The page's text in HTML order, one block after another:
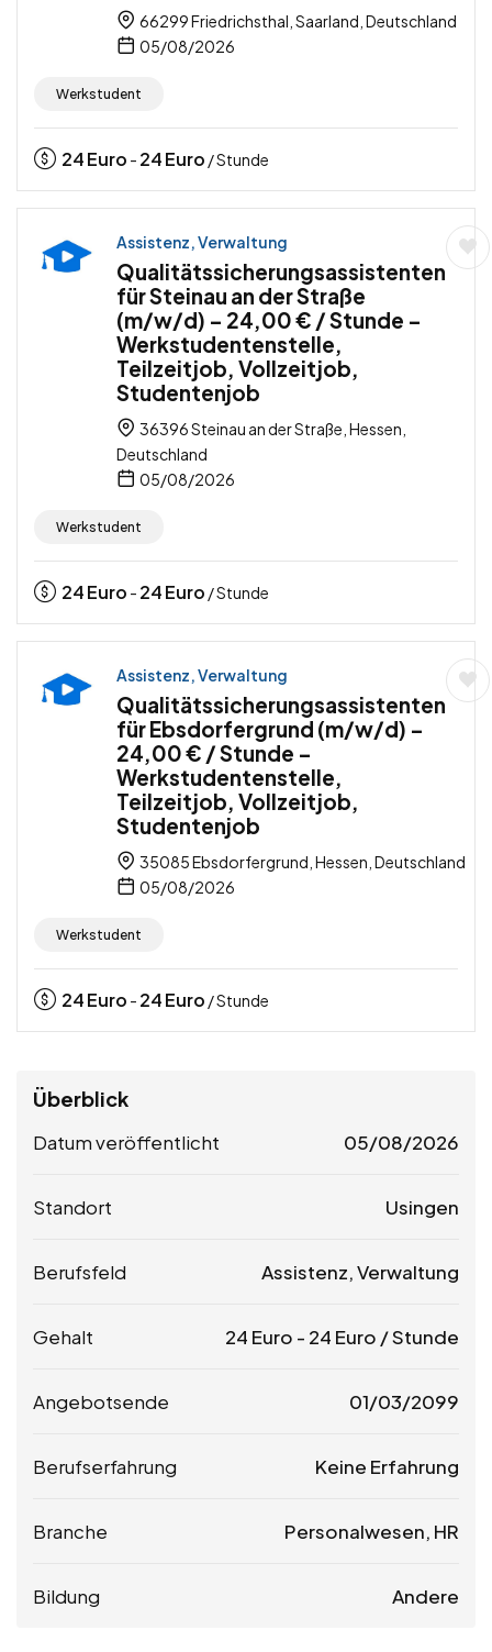
66299 Friedrichsthal, Saarland, Deutschland
05/08/2026
Werkstudent
24Euro - 24Euro / Stunde
Assistenz, Verwaltung
Qualitätssicherungsassistenten
für Steinau an der Straße
(m/w/d) – 24,00 € / Stunde –
Werkstudentenstelle,
Teilzeitjob, Vollzeitjob,
Studentenjob
36396 Steinau an der Straße, Hessen,
Deutschland
05/08/2026
Werkstudent
24Euro - 24Euro / Stunde
Assistenz, Verwaltung
Qualitätssicherungsassistenten
für Ebsdorfergrund (m/w/d) –
24,00 € / Stunde –
Werkstudentenstelle,
Teilzeitjob, Vollzeitjob,
Studentenjob
35085 Ebsdorfergrund, Hessen, Deutschland
05/08/2026
Werkstudent
24Euro - 24Euro / Stunde
Überblick
Datum veröffentlicht 05/08/2026
Standort Usingen
Berufsfeld Assistenz, Verwaltung
Gehalt 24 Euro - 24 Euro / Stunde
Angebotsende 01/03/2099
Berufserfahrung Keine Erfahrung
Branche Personalwesen, HR
Bildung Andere